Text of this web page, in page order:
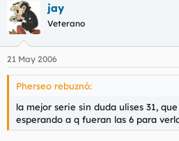
jay
Veterano
21 May 2006
Pherseo rebuznó:
la mejor serie sin duda ulises 31,
esperando a q fueran las 6 para